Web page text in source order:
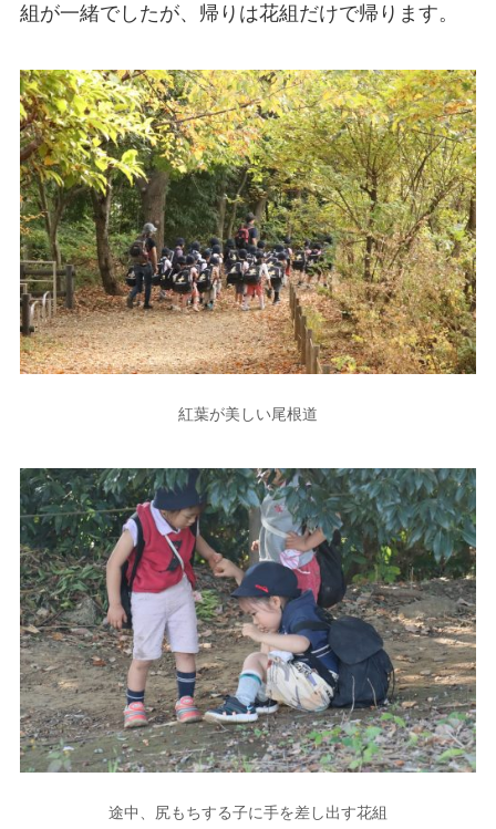
組が一緒でしたが、帰りは花組だけで帰ります。
紅葉が美しい尾根道
途中、尻もちする子に手を差し出す花組